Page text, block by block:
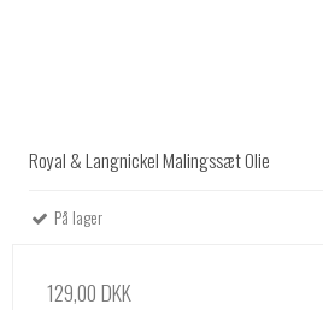
Royal & Langnickel Malingssæt Olie
På lager
129,00 DKK